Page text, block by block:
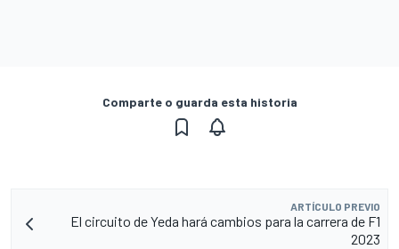
Comparte o guarda esta historia
ARTÍCULO PREVIO
El circuito de Yeda hará cambios para la carrera de F1
2023